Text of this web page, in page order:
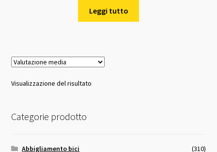
Leggi tutto
Visualizzazione del risultato
Categorie prodotto
Abbigliamento bici
(310)